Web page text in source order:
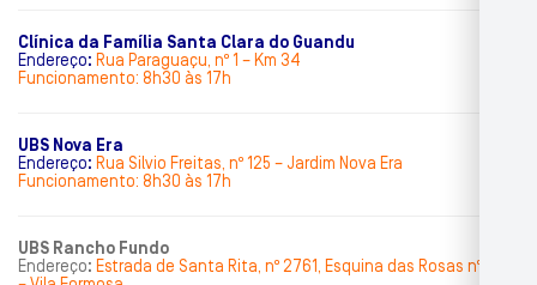
Clínica da Família Santa Clara do Guandu
Endereço: Rua Paraguaçu, nº 1 – Km 34
Funcionamento: 8h30 às 17h
UBS Nova Era
Endereço: Rua Silvio Freitas, nº 125 – Jardim Nova Era
Funcionamento: 8h30 às 17h
UBS Rancho Fundo
Endereço: Estrada de Santa Rita, nº 2761, Esquina das Rosas nº 100